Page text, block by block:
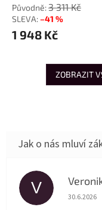
3 311 Kč
–41 %
1 948 Kč
ZOBRAZIT
V
30.6.2026